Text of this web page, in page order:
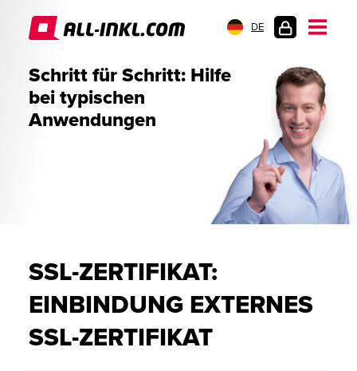
DE
Schritt für Schritt: Hilfe
bei typischen
Anwendungen
SSL-ZERTIFIKAT:
EINBINDUNG EXTERNES
SSL-ZERTIFIKAT